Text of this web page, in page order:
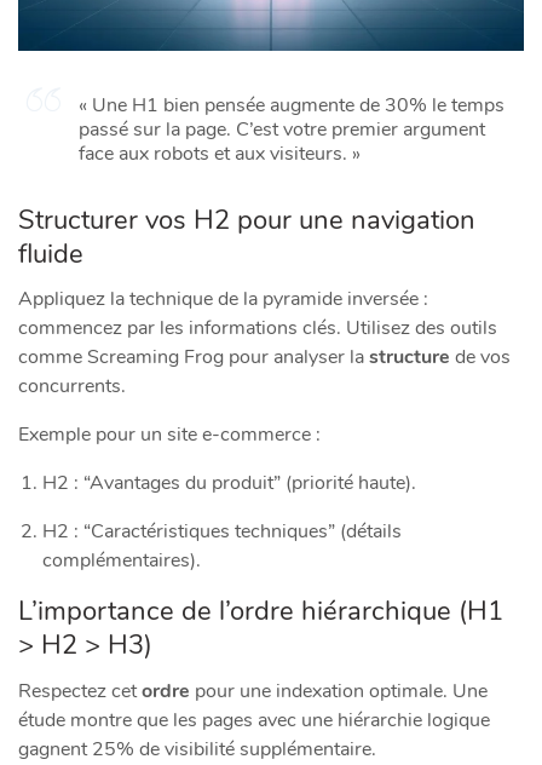
« Une H1 bien pensée augmente de 30% le temps
passé sur la page. C’est votre premier argument
face aux robots et aux visiteurs. »
Structurer vos H2 pour une navigation
fluide
Appliquez la technique de la pyramide inversée :
commencez par les informations clés. Utilisez des outils
comme Screaming Frog pour analyser lastructure de vos
concurrents.
Exemple pour un site e-commerce :
H2 : “Avantages du produit” (priorité haute).
H2 : “Caractéristiques techniques” (détails
complémentaires).
L’importance de l’ordre hiérarchique (H1
> H2 > H3)
Respectez cetordre pour une indexation optimale. Une
étude montre que les pages avec une hiérarchie logique
gagnent 25% de visibilité supplémentaire.